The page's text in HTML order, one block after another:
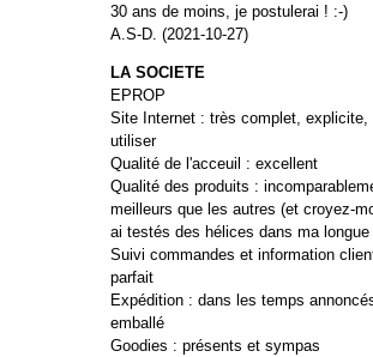
30 ans de moins, je postulerai ! :-)
A.S-D. (2021-10-27)
LA SOCIETE
EPROP
Site Internet : très complet, explicite,
utiliser
Qualité de l'acceuil : excellent
Qualité des produits :
meilleurs que les autres (et croyez-
ai testés des hélices dans ma longue
Suivi commandes et information
parfait
Expédition : dans les temps
emballé
Goodies : présents et sympas